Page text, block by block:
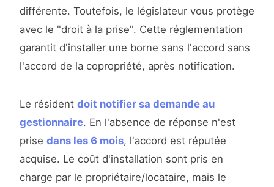
différente. Toutefois, le législateur vous protège
avec le "droit à la prise". Cette réglementation
garantit d'installer une borne sans l'accord sans
l'accord de la copropriété, après notification.
Le résident doit notifier sa demande au
gestionnaire. En l'absence de réponse n'est
prise dans les 6 mois, l'accord est réputée
acquise. Le coût d'installation sont pris en
charge par le propriétaire/locataire, mais le